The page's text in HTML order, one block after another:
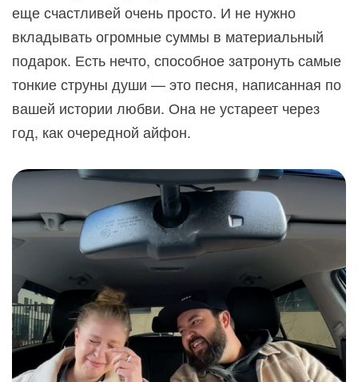
еще счастливей очень просто. И не нужно
вкладывать огромные суммы в материальный
подарок. Есть нечто, способное затронуть самые
тонкие струны души — это песня, написанная по
вашей истории любви. Она не устареет через
год, как очередной айфон.